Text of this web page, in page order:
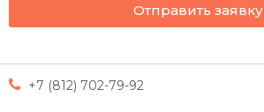
Отправить заявку
+7 (812) 702-79-92